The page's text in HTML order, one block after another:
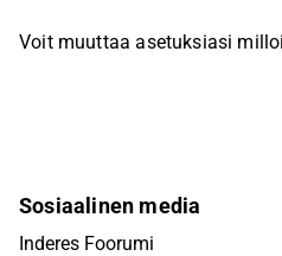
Voit muuttaa asetuksiasi
Sosiaalinen media
Inderes Foorumi